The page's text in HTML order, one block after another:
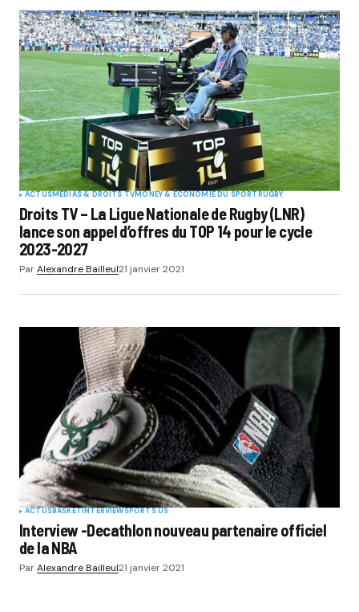
ACTUSMÉDIAS & DROITS TVMONEY & ÉCONOMIE DU SPORTRUGBY
Droits TV – La Ligue Nationale de Rugby (LNR)
lance son appel d’offres du TOP 14 pour le cycle
2023-2027
ParAlexandre Bailleul21 janvier 2021
ACTUSBASKETINTERVIEWSPORTS US
Interview -Decathlon nouveau partenaire officiel
de la NBA
ParAlexandre Bailleul21 janvier 2021